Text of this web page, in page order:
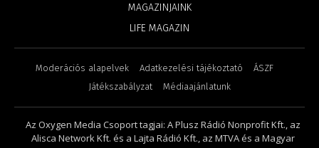
MAGAZINJAINK
LIFE MAGAZIN
Moderációs alapelvek Adatkezelési tájékoztató
ÁSZF
Játékszabályzat
Médiaajánlatunk
Az Oxygen Media Csoport tagjai: A Plusz Rádió Nonprofit Kft., az
Alisca Network Kft. és a Lajta Rádió Kft., az MTVA és a Magyar